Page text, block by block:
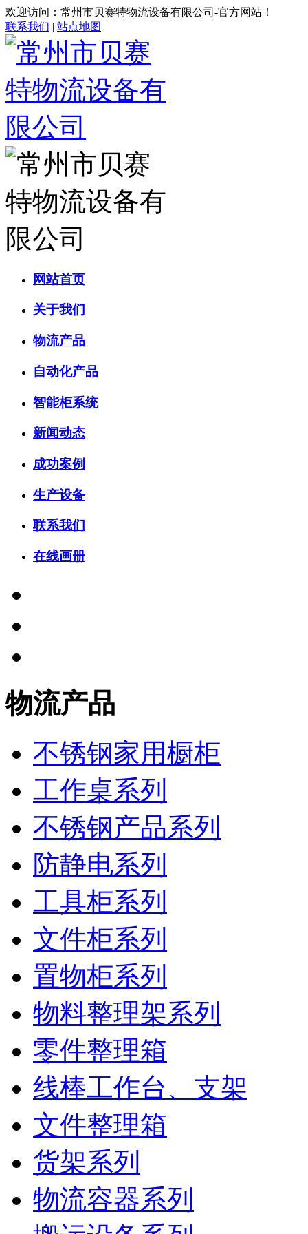
欢迎访问：常州市贝赛特物流设备有限公司-官方网站！
联系我们 | 站点地图
网站首页
关于我们
物流产品
自动化产品
智能柜系统
新闻动态
成功案例
生产设备
联系我们
在线画册
物流产品
不锈钢家用橱柜
工作桌系列
不锈钢产品系列
防静电系列
工具柜系列
文件柜系列
置物柜系列
物料整理架系列
零件整理箱
线棒工作台、支架
文件整理箱
货架系列
物流容器系列